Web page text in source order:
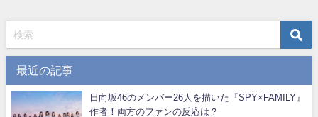
最近の記事
日向坂46のメンバー26人を描いた『SPY×FAMILY』
作者！両方のファンの反応は？